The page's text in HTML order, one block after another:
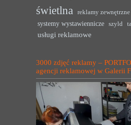
świetlna
reklamy zewnętrzne
systemy wystawiennicze szyld
usługi reklamowe
3000 zdjęć reklamy –
agencji reklamowej w Galerii